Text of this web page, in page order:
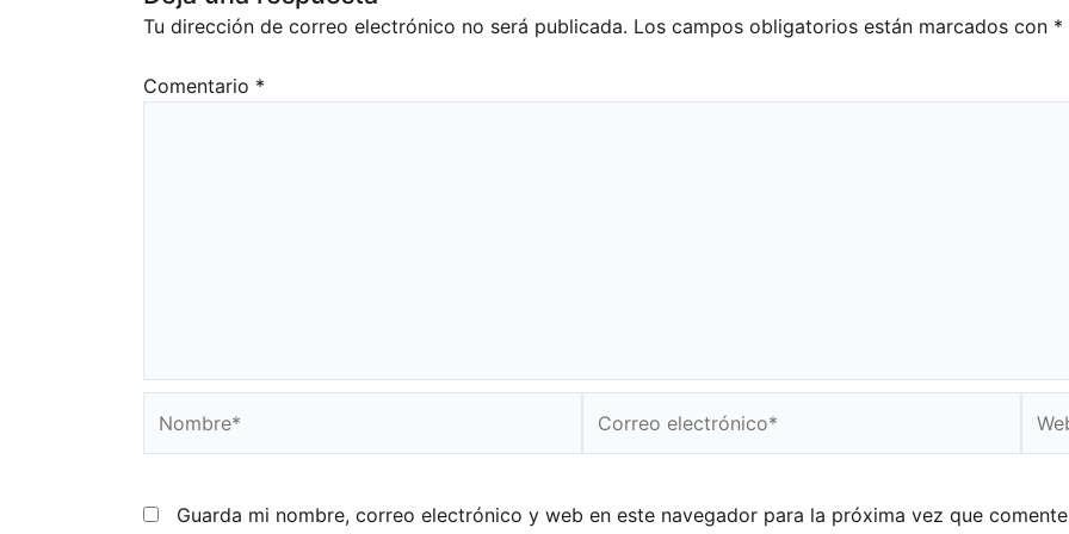
Tu dirección de correo electrónico no será publicada. Los campos obligatorios están marcados con *
Comentario *
electrónico*
Guarda mi nombre, correo electrónico y web en este navegador para la próxima vez que